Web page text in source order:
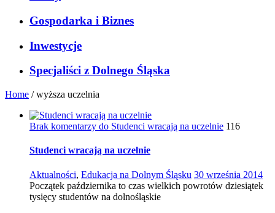
Gospodarka i Biznes
Inwestycje
Specjaliści z Dolnego Śląska
Home /wyższa uczelnia
Brak komentarzy do Studenci wracają na uczelnie 116
Studenci wracają na uczelnie
Aktualności, Edukacja na Dolnym Śląsku 30 września 2014
Początek października to czas wielkich powrotów dziesiątek
tysięcy studentów na dolnośląskie